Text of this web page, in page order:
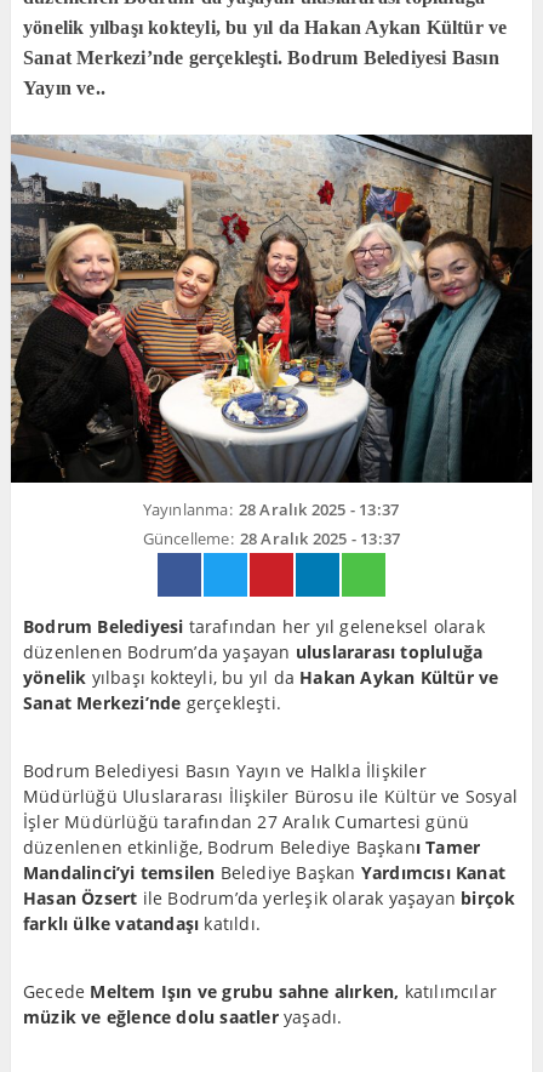
yönelik yılbaşı kokteyli, bu yıl da Hakan Aykan Kültür ve
Sanat Merkezi’nde gerçekleşti. Bodrum Belediyesi Basın
Yayın ve..
Yayınlanma: 28 Aralık 2025 - 13:37
Güncelleme: 28 Aralık 2025 - 13:37
Bodrum Belediyesi tarafından her yıl geleneksel olarak
düzenlenen Bodrum’da yaşayan uluslararası topluluğa
yönelik yılbaşı kokteyli, bu yıl da Hakan Aykan Kültür ve
Sanat Merkezi’nde gerçekleşti.
Bodrum Belediyesi Basın Yayın ve Halkla İlişkiler
Müdürlüğü Uluslararası İlişkiler Bürosu ile Kültür ve Sosyal
İşler Müdürlüğü tarafından 27 Aralık Cumartesi günü
düzenlenen etkinliğe, Bodrum Belediye Başkanı Tamer
Mandalinci’yi temsilen Belediye Başkan Yardımcısı Kanat
Hasan Özsert ile Bodrum’da yerleşik olarak yaşayan birçok
farklı ülke vatandaşı katıldı.
Gecede Meltem Işın ve grubu sahne alırken, katılımcılar
müzik ve eğlence dolu saatleryaşadı.